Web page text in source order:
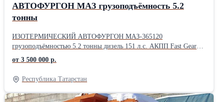
АВТОФУРГОН МАЗ грузоподъёмность 5.2
тонны
ИЗОТЕРМИЧЕСКИЙ АВТОФУРГОН МАЗ-365120
грузоподъёмностью 5.2 тонны дизель 151 л.с. АКПП Fast Gear
модели C6J45TB. Объем кузова 28 м³. Топливный бак 120 л.
Мультимедиа с дисплеем 11 дюймов, Круиз-контроль, ABS,ESC.
Двигатель производства СП Беларусь-Китай, мосты Hande.
Передние тормозные механизмы дисковые, а задние –
барабанные. Тормозная система с функциями ABS, ASR, ESP,
от 3 500 000 р.
Республика Татарстан